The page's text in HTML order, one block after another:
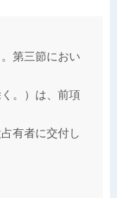
第三節におい
。）は、前項
有者に交付し